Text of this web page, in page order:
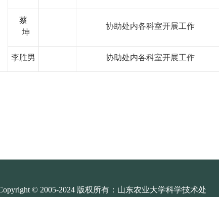
蔡
坤
协助处内各科室开展工作
李胜男 协助处内各科室开展工作
© 2005-2024 版权所有：山东农业大学科学技术处